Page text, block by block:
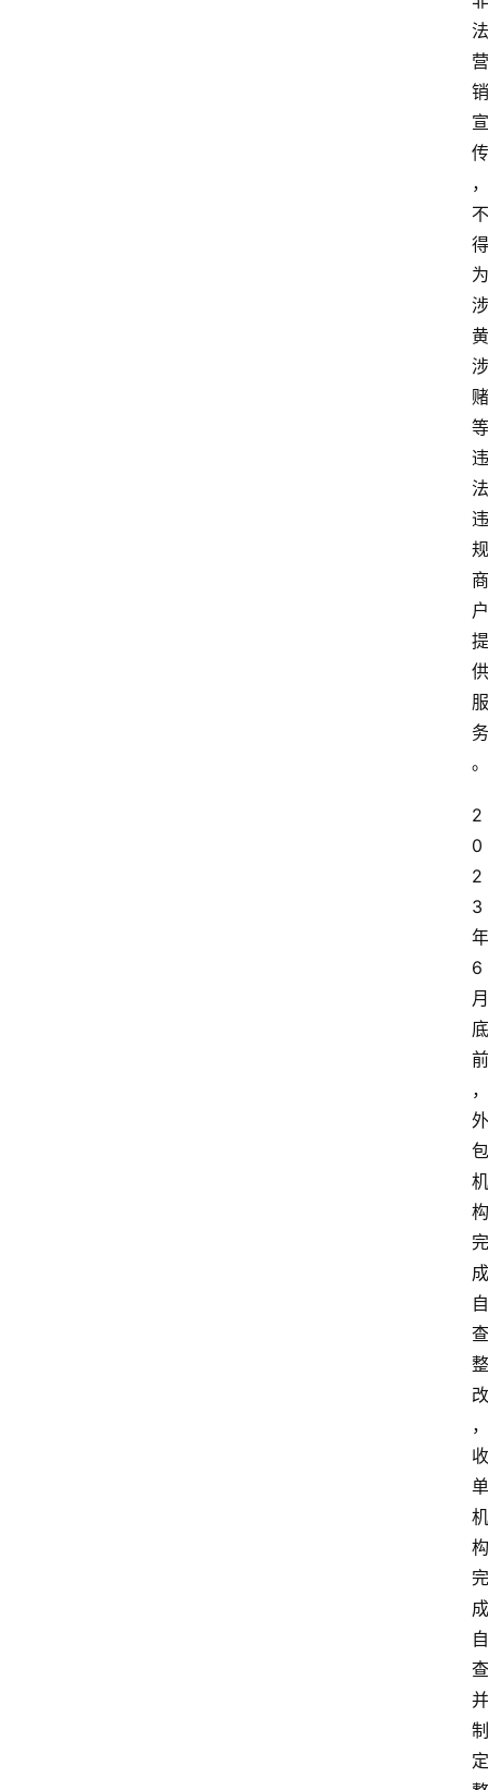
法
营
销
宣
传
，
不
得
为
涉
黄
涉
赌
等
违
法
违
规
商
户
提
供
服
务
。
2
0
2
3
年
6
月
底
前
，
外
包
机
构
完
成
自
查
整
改
，
收
单
机
构
完
成
自
查
并
制
定